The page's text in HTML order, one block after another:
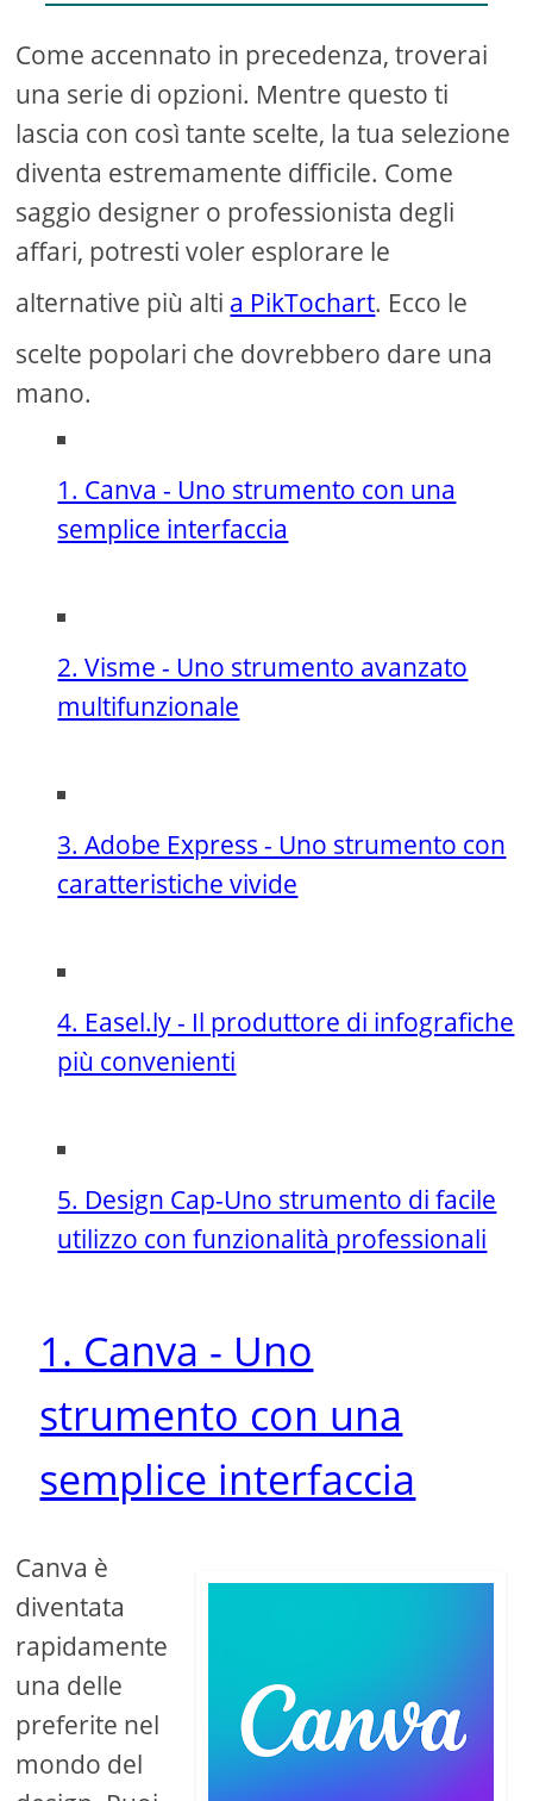
Come accennato in precedenza, troverai
una serie di opzioni. Mentre questo ti
lascia con così tante scelte, la tua selezione
diventa estremamente difficile. Come
saggio designer o professionista degli
affari, potresti voler esplorare le
alternative più alti a PikTochart. Ecco le
scelte popolari che dovrebbero dare una
mano.
1. Canva - Uno strumento con una
semplice interfaccia
2. Visme - Uno strumento avanzato
multifunzionale
3. Adobe Express - Uno strumento con
caratteristiche vivide
4. Easel.ly - Il produttore di infografiche
più convenienti
5. Design Cap-Uno strumento di facile
utilizzo con funzionalità professionali
1. Canva - Uno
strumento con una
semplice interfaccia
Canva è
diventata
rapidamente
una delle
preferite nel
mondo del